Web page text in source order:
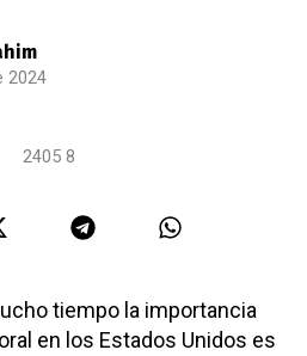
2024
tiempo la importancia
en los Estados Unidos es